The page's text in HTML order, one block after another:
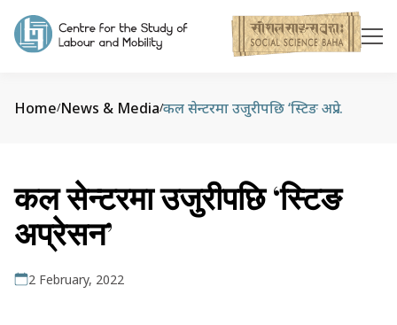
Home/News & Media/ कल सेन्टरमा उजुरीपछि ‘स्टिङ अप्रेसन’
कल सेन्टरमा उजुरीपछि ‘स्टिङ
अप्रेसन’
2 February, 2022